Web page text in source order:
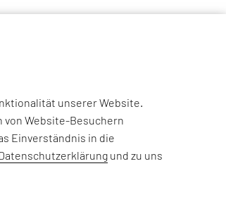
unserer Website.
von Website-Besuchern
Einverständnis in die
und zu uns